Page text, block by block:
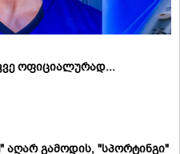
ოფიციალურად...
აღარ გამოდის, "სპორტინგი"